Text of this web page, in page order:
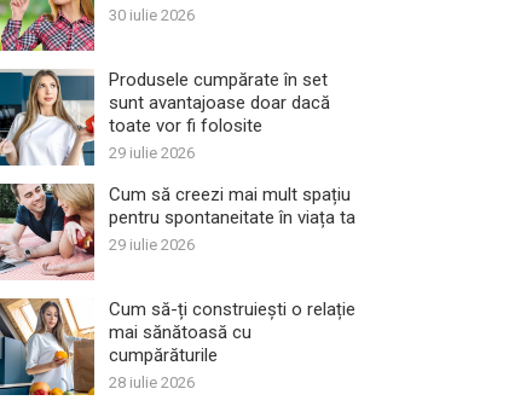
30 iulie 2026
Produsele cumpărate în set
sunt avantajoase doar dacă
toate vor fi folosite
29 iulie 2026
Cum să creezi mai mult spațiu
pentru spontaneitate în viața ta
29 iulie 2026
Cum să-ți construiești o relație
mai sănătoasă cu
cumpărăturile
28 iulie 2026